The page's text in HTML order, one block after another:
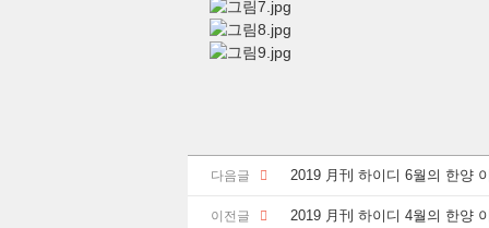
다음글 2019 月刊 하이디 6월의 한양
이전글 2019 月刊 하이디 4월의 한양